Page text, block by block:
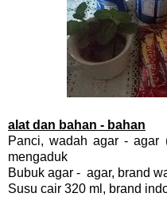
alat dan bahan - bahan
Panci, wadah agar - agar
mengaduk
Bubuk agar - agar, brand
Susu cair 320 ml, brand